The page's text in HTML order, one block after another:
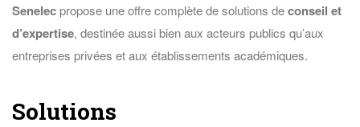
Senelecpropose une offre complète de solutions deconseil et
d’expertise, destinée aussi bien aux acteurs publics qu’aux
entreprises privées et aux établissements académiques.
Solutions